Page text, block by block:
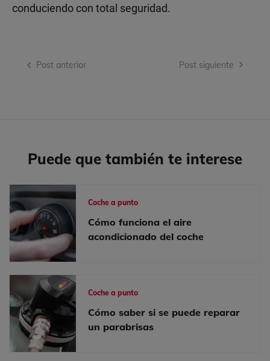
conduciendo con total seguridad.
Navegación
Post anterior Post siguiente
Puede que también te interese
Coche a punto
Cómo funciona el aire
acondicionado del coche
Coche a punto
Cómo saber si se puede reparar
un parabrisas